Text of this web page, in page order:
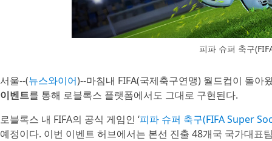
피파 슈퍼 축구
서울--(뉴스와이어)--마침내 FIFA(국제축구연맹) 월드컵이 돌아
이벤트를 통해 로블록스 플랫폼에서도 그대로 구현된다.
로블록스 내 FIFA의 공식 게임인 ‘피파 슈퍼 축구(FIFA Super
예정이다. 이번 이벤트 허브에서는 본선 진출 48개국 국가대표